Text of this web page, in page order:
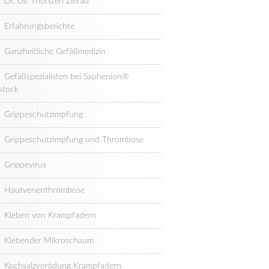
Erfahrungsberichte
Ganzheitliche Gefäßmedizin
Gefäßspezialisten bei Saphenion®
Grippeschutzimpfung
Grippeschutzimpfung und Thrombose
Grippevirus
Hautvenenthrombose
Kleben von Krampfadern
Klebender Mikroschaum
Kochsalzverödung Krampfadern